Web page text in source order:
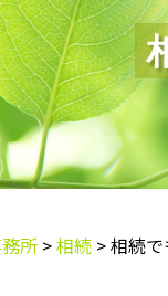
所 >相続 >相続